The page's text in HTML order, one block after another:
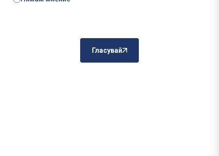
Гласувай